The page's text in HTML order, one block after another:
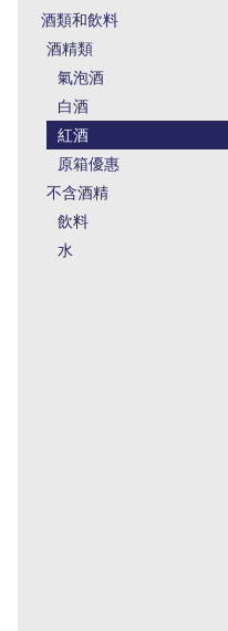
酒類和飲料
酒精類
氣泡酒
白酒
紅酒
原箱優惠
不含酒精
飲料
水